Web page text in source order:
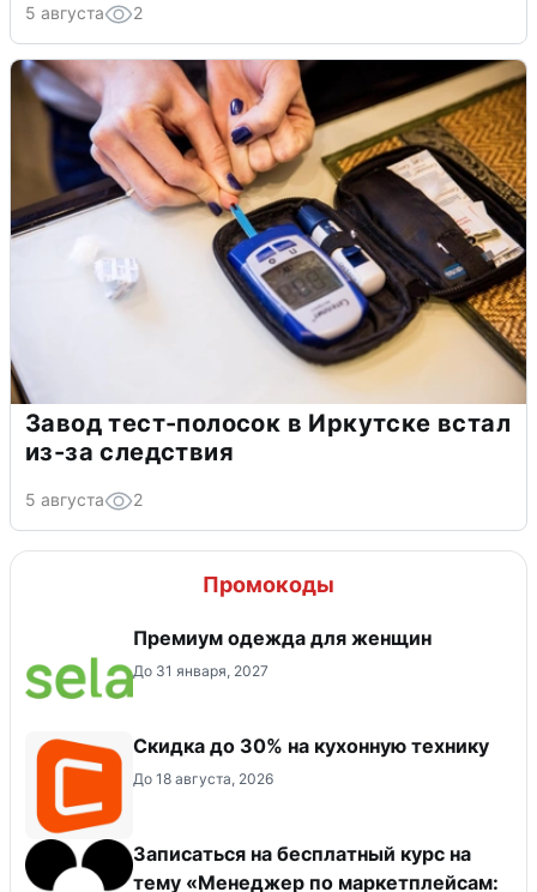
5 августа 2
Завод тест-полосок в Иркутске встал
из-за следствия
5 августа 2
Промокоды
Премиум одежда для женщин
До 31 января, 2027
Скидка до 30% на кухонную технику
До 18 августа, 2026
Записаться на бесплатный курс на
тему «Менеджер по маркетплейсам: